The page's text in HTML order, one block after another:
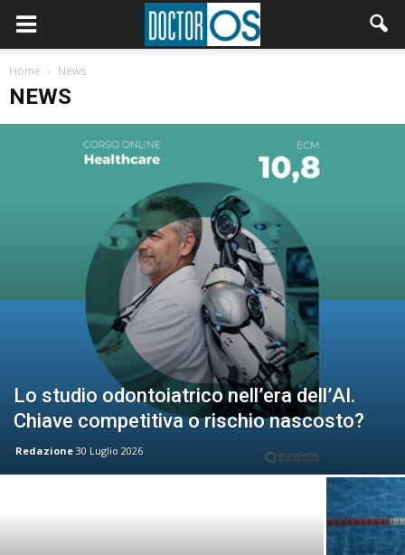
Home News
NEWS
Lo studio odontoiatrico nell’era dell’AI.
Chiave competitiva o rischio nascosto?
Redazione 30 Luglio 2026